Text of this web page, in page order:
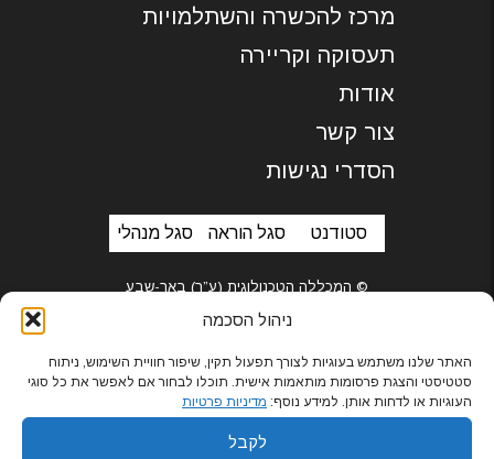
ניהול הסכמה
האתר שלנו משתמש בעוגיות לצורך תפעול תקין, שיפור חוויית השימוש, ניתוח
סטטיסטי והצגת פרסומות מותאמות אישית. תוכלו לבחור אם לאפשר את כל סוגי
העוגיות או לדחות אותן. למידע נוסף: מדיניות פרטיות
לקבל
מרכז להכשרה והשתלמויות
תעסוקה וקריירה
אודות
צור קשר
הסדרי נגישות
סטודנט סגל הוראה סגל מנהלי
© המכללה הטכנולוגית (ע”ר) באר-שבע
בניית אתרים